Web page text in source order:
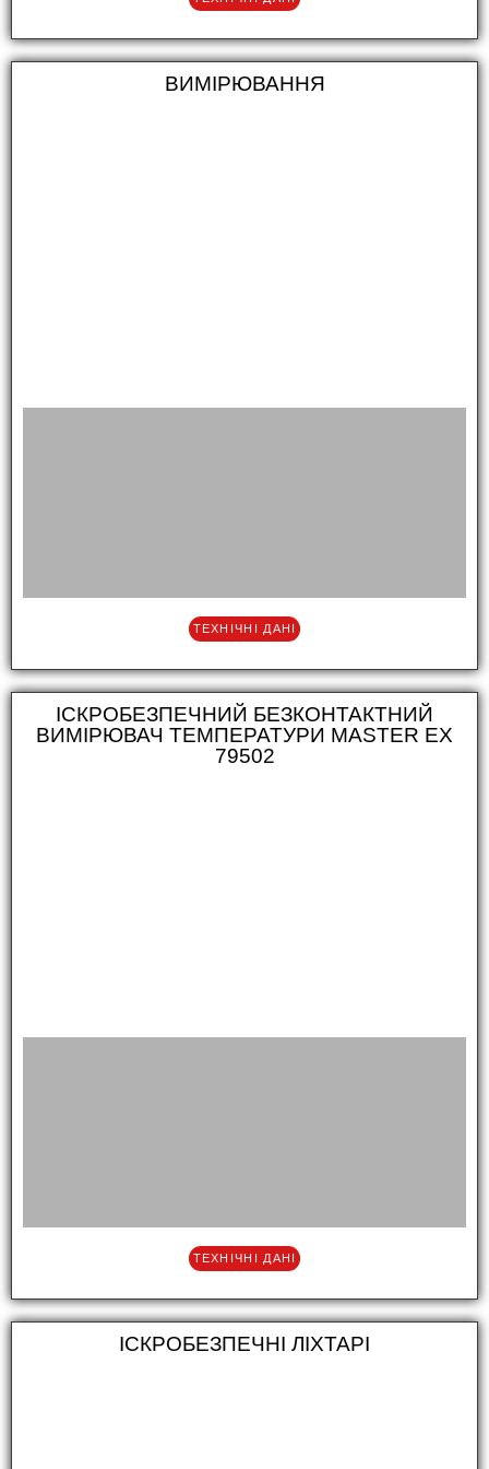
ВИМІРЮВАННЯ
ТЕХНІЧНІ ДАНІ
ІСКРОБЕЗПЕЧНИЙ БЕЗКОНТАКТНИЙ
ВИМІРЮВАЧ ТЕМПЕРАТУРИ MASTER EX
79502
ТЕХНІЧНІ ДАНІ
ІСКРОБЕЗПЕЧНІ ЛІХТАРІ